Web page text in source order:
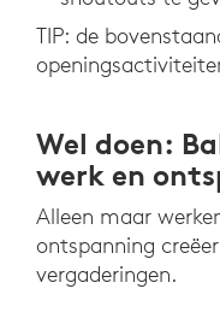
TIP: de
Wel doen:
werk en
Alleen maar
ontspanning
vergaderingen.